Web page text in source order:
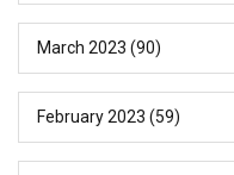
March 2023 (90)
February 2023 (59)